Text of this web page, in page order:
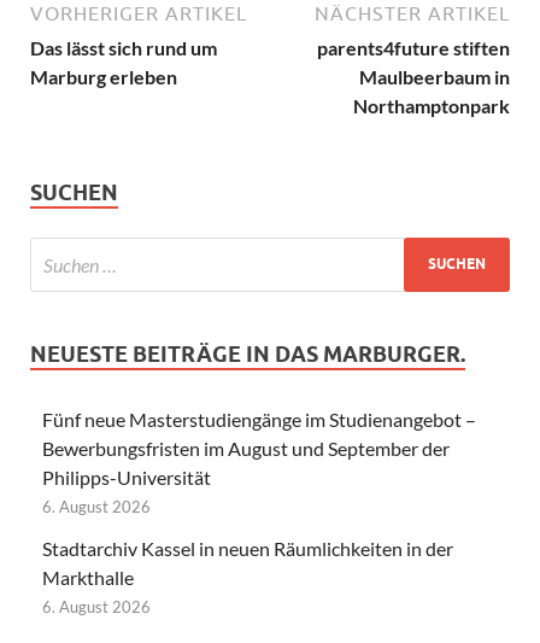
VORHERIGER ARTIKEL
Das lässt sich rund um
Marburg erleben
NÄCHSTER ARTIKEL
parents4future stiften
Maulbeerbaum in
Northamptonpark
SUCHEN
NEUESTE BEITRÄGE IN DAS MARBURGER.
Fünf neue Masterstudiengänge im Studienangebot –
Bewerbungsfristen im August und September der
Philipps-Universität
6. August 2026
Stadtarchiv Kassel in neuen Räumlichkeiten in der
Markthalle
6. August 2026